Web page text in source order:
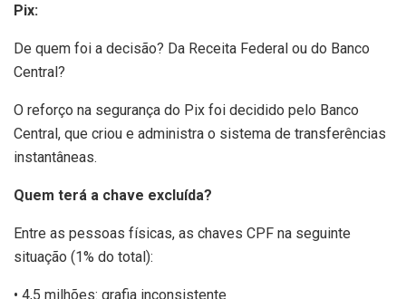
Pix:
De quem foi a decisão? Da Receita Federal ou do Banco
Central?
O reforço na segurança do Pix foi decidido pelo Banco
Central, que criou e administra o sistema de transferências
instantâneas.
Quem terá a chave excluída?
Entre as pessoas físicas, as chaves CPF na seguinte
situação (1% do total):
• 4,5 milhões: grafia inconsistente